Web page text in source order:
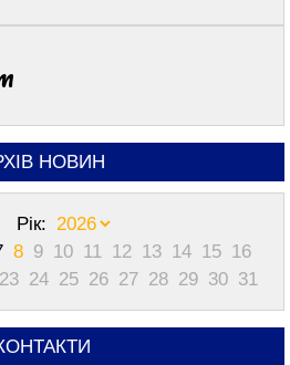
НОВИН
Рік:
8 9 10 11 12 13 14 15 16
23 24 25 26 27 28 29 30 31